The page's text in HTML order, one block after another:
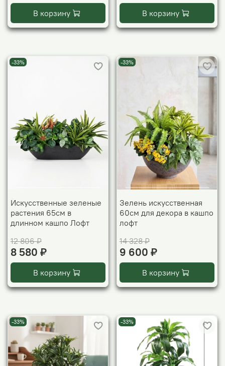
В корзину В корзину
-33%
Искусственные зеленые
растения 65см в
длинном кашпо Лофт
12 806 ₽
8 580 ₽
В корзину
-33%
Зелень искусственная
60см для декора в кашпо
лофт
14 328 ₽
9 600 ₽
В корзину
-33% -33%